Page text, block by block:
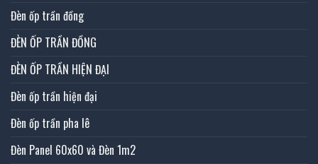
Đèn ốp trần đồng
ĐÈN ỐP TRẦN ĐỒNG
ĐÈN ỐP TRẦN HIỆN ĐẠI
Đèn ốp trần hiện đại
Đèn ốp trần pha lê
Đèn Panel 60x60 và Đèn 1m2